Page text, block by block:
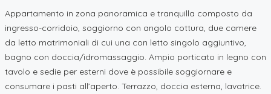
Appartamento in zona panoramica e tranquilla composto da
ingresso-corridoio, soggiorno con angolo cottura, due camere
da letto matrimoniali di cui una con letto singolo aggiuntivo,
bagno con doccia/idromassaggio. Ampio porticato in legno con
tavolo e sedie per esterni dove è possibile soggiornare e
consumare i pasti all’aperto. Terrazzo, doccia esterna, lavatrice.